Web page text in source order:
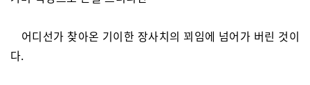
어디선가 찾아온 기이한 장사치의 꾀임에 넘어가 버린 것이
다.